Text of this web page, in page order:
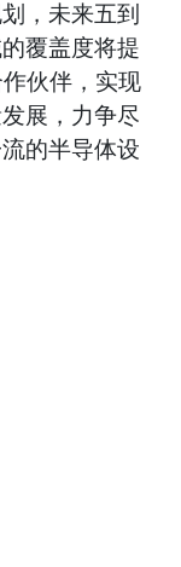
，未来五到
覆盖度将提
伙伴，实现
展，力争尽
的半导体设